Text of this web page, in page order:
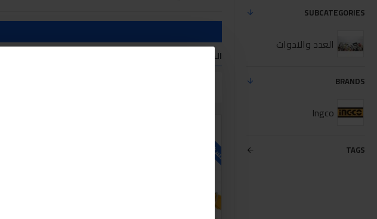
SUBCATEGORIES
العدد والادوات
BRANDS
Ingco
TAGS
المنتجات التي تفي معايير البحث
للاسف غير متوفر حاليا